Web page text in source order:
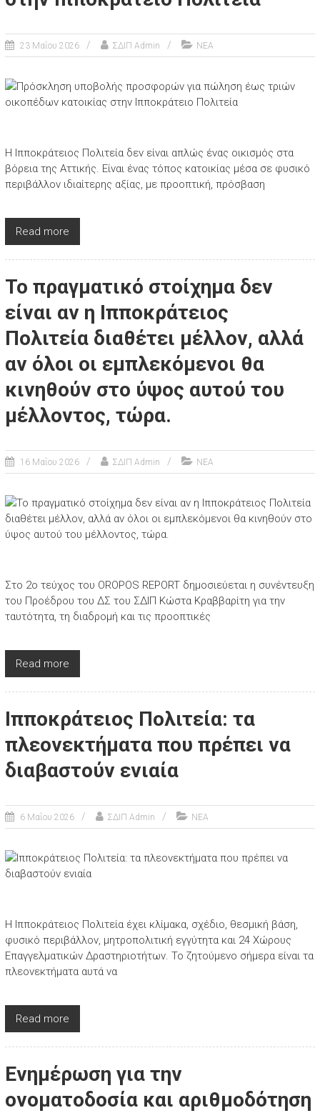
23 Μαΐου 2026 ΣΔΙΠ Admin ΝΕΑ
Η Ιπποκράτειος Πολιτεία δεν είναι απλώς ένας οικισμός στα
βόρεια της Αττικής. Είναι ένας τόπος κατοικίας μέσα σε φυσικό
περιβάλλον ιδιαίτερης αξίας, με προοπτική, πρόσβαση
Read more
Το πραγματικό στοίχημα δεν
είναι αν η Ιπποκράτειος
Πολιτεία διαθέτει μέλλον, αλλά
αν όλοι οι εμπλεκόμενοι θα
κινηθούν στο ύψος αυτού του
μέλλοντος, τώρα.
16 Μαΐου 2026 ΣΔΙΠ Admin ΝΕΑ
Στο 2ο τεύχος του OROPOS REPORT δημοσιεύεται η συνέντευξη
του Προέδρου του ΔΣ του ΣΔΙΠ Κώστα Κραββαρίτη για την
ταυτότητα, τη διαδρομή και τις προοπτικές
Read more
Ιπποκράτειος Πολιτεία: τα
πλεονεκτήματα που πρέπει να
διαβαστούν ενιαία
6 Μαΐου 2026 ΣΔΙΠ Admin ΝΕΑ
Η Ιπποκράτειος Πολιτεία έχει κλίμακα, σχέδιο, θεσμική βάση,
φυσικό περιβάλλον, μητροπολιτική εγγύτητα και 24 Χώρους
Επαγγελματικών Δραστηριοτήτων. Το ζητούμενο σήμερα είναι τα
πλεονεκτήματα αυτά να
Read more
Ενημέρωση για την
ονοματοδοσία και αριθμοδότηση